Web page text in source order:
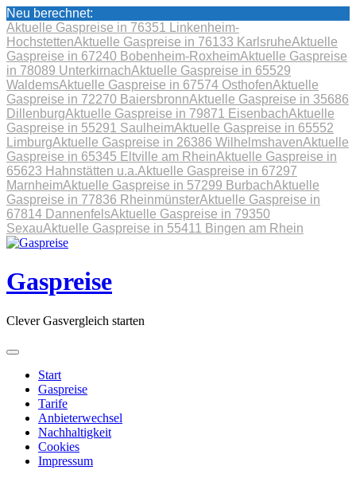
Neu berechnet:
Aktuelle Gaspreise in 76351 Linkenheim-
HochstettenAktuelle Gaspreise in 76133 KarlsruheAktuelle
Gaspreise in 67240 Bobenheim-RoxheimAktuelle Gaspreise
in 78089 UnterkirnachAktuelle Gaspreise in 65529
WaldemsAktuelle Gaspreise in 67574 OsthofenAktuelle
Gaspreise in 72270 BaiersbronnAktuelle Gaspreise in 35686
DillenburgAktuelle Gaspreise in 79871 EisenbachAktuelle
Gaspreise in 55291 SaulheimAktuelle Gaspreise in 65552
LimburgAktuelle Gaspreise in 26386 WilhelmshavenAktuelle
Gaspreise in 65345 Eltville am RheinAktuelle Gaspreise in
65623 Hahnstätten u.a.Aktuelle Gaspreise in 67297
MarnheimAktuelle Gaspreise in 57299 BurbachAktuelle
Gaspreise in 77836 RheinmünsterAktuelle Gaspreise in
67814 DannenfelsAktuelle Gaspreise in 79350
SexauAktuelle Gaspreise in 55411 Bingen am Rhein
Skip
content
Gaspreise
Clever Gasvergleich starten
Start
Gaspreise
Tarife
Anbieterwechsel
Nachhaltigkeit
Cookies
Impressum